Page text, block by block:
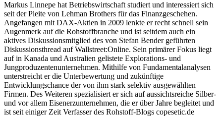
Markus Linnepe hat Betriebswirtschaft studiert und interessiert sich
seit der Pleite von Lehman Brothers für das Finanzgeschehen.
Angefangen mit DAX-Aktien in 2009 lenkte er recht schnell sein
Augenmerk auf die Rohstoffbranche und ist seitdem auch ein
aktives Diskussionsmitglied des von Stefan Bender geführten
Diskussionsthread auf Wallstreet:Online. Sein primärer Fokus liegt
auf in Kanada und Australien gelistete Explorations- und
Jungproduzentenunternehmen. Mithilfe von Fundamentalanalysen
unterstreicht er die Unterbewertung und zukünftige
Entwicklungschance der von ihm stark selektiv ausgewählten
Firmen. Des Weiteren spezialisiert er sich auf aussichtsreiche Silber-
und vor allem Eisenerzunternehmen, die er über Jahre begleitet und
ist seit einiger Zeit Verfasser des Rohstoff-Blogs copesetic.de